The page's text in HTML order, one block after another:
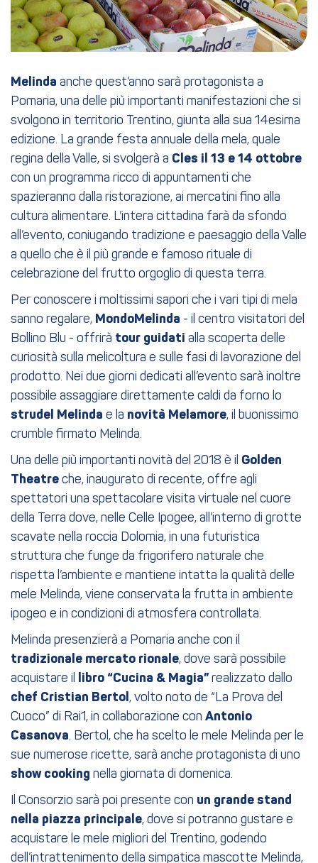
Melinda anche quest’anno sarà protagonista a
Pomaria, una delle più importanti manifestazioni che si
svolgono in territorio Trentino, giunta alla sua 14esima
edizione. La grande festa annuale della mela, quale
regina della Valle, si svolgerà a Cles il 13 e 14 ottobre
con un programma ricco di appuntamenti che
spazieranno dalla ristorazione, ai mercatini fino alla
cultura alimentare. L’intera cittadina farà da sfondo
all’evento, coniugando tradizione e paesaggio della Valle
a quello che è il più grande e famoso rituale di
celebrazione del frutto orgoglio di questa terra.
Per conoscere i moltissimi sapori che i vari tipi di mela
sanno regalare, MondoMelinda - il centro visitatori del
Bollino Blu - offrirà tour guidati alla scoperta delle
curiosità sulla melicoltura e sulle fasi di lavorazione del
prodotto. Nei due giorni dedicati all’evento sarà inoltre
possibile assaggiare direttamente caldi da forno lo
strudel Melinda e la novità Melamore, il buonissimo
crumble firmato Melinda.
Una delle più importanti novità del 2018 è il Golden
Theatre che, inaugurato di recente, offre agli
spettatori una spettacolare visita virtuale nel cuore
della Terra dove, nelle Celle Ipogee, all’interno di grotte
scavate nella roccia Dolomia, in una futuristica
struttura che funge da frigorifero naturale che
rispetta l’ambiente e mantiene intatta la qualità delle
mele Melinda, viene conservata la frutta in ambiente
ipogeo e in condizioni di atmosfera controllata.
Melinda presenzierà a Pomaria anche con il
tradizionale mercato rionale, dove sarà possibile
acquistare il
libro “Cucina & Magia” realizzato dallo
chef Cristian Bertol , volto noto de “La Prova del
Cuoco” di Rai1, in collaborazione con Antonio
Casanova. Bertol, che ha scelto le mele Melinda per le
sue numerose ricette, sarà anche protagonista di uno
show cooking nella giornata di domenica.
Il Consorzio sarà poi presente con un grande stand
nella piazza principale, dove si potranno gustare e
acquistare le mele migliori del Trentino, godendo
dell’intrattenimento della simpatica mascotte Melinda,